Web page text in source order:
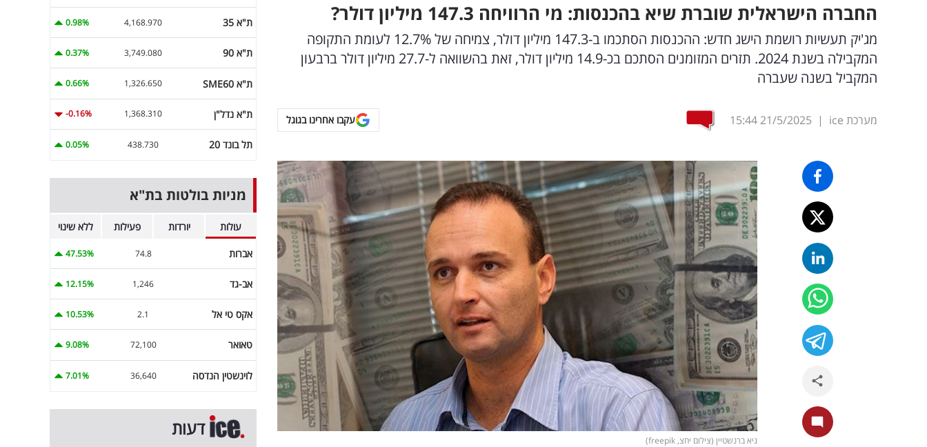
החברה הישראלית שוברת שיא בהכנסות: מי הרוויחה 147.3 מיליון דולר?
מג'יק תעשיות רושמת הישג חדש: ההכנסות הסתכמו ב-147.3 מיליון דולר, צמיחה של 12.7% לעומת התקופה
המקבילה בשנת 2024. תזרים המזומנים הסתכם בכ-14.9 מיליון דולר, זאת בהשוואה ל-27.7 מיליון דולר ברבעון
המקביל בשנה שעברה
מערכת ice |
21/5/2025
15:44 עקבו אחרינו בגוגל
גיא ברנשטיין (צילום יחצ, freepik)
ת"א 35 4,168.970
0.98%
ת"א 90 3,749.080
0.37%
ת"א SME60 1,326.650
0.66%
ת"א נדל"ן 1,368.310
-0.16%
תל בונד 20 438.730
0.05%
מניות בולטות בת"א
עולות יורדות פעילות ללא שינוי
אברות 74.8
47.53%
אב-גד 1,246
12.15%
אקס טי אל 2.1
10.53%
טאואר 72,100
9.08%
לוינשטין הנדסה 36,640
7.01%
דעות